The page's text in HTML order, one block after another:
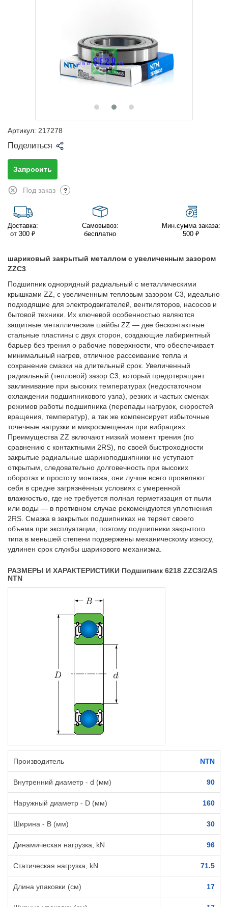
Артикул: 217278
Поделиться
Запросить
Под заказ ?
Доставка:
от 300 ₽
Самовывоз:
бесплатно
Мин.сумма заказа:
500 ₽
шариковый закрытый металлом с увеличенным зазором
ZZC3
Подшипник однорядный радиальный с металлическими
крышками ZZ, с увеличенным тепловым зазором C3, идеально
подходящие для электродвигателей, вентиляторов, насосов и
бытовой техники. Их ключевой особенностью являются
защитные металлические шайбы ZZ — две бесконтактные
стальные пластины с двух сторон, создающие лабиринтный
барьер без трения о рабочие поверхности, что обеспечивает
минимальный нагрев, отличное рассеивание тепла и
сохранение смазки на длительный срок. Увеличенный
радиальный (тепловой) зазор C3, который предотвращает
заклинивание при высоких температурах (недостаточном
охлаждении подшипникового узла), резких и частых сменах
режимов работы подшипника (перепады нагрузок, скоростей
вращения, температур), а так же компенсирует избыточные
точечные нагрузки и микросмещения при вибрациях.
Преимущества ZZ включают низкий момент трения (по
сравнению с контактными 2RS), по своей быстроходности
закрытые радиальные шарикоподшипники не уступают
открытым, следовательно долговечность при высоких
оборотах и простоту монтажа, они лучше всего проявляют
себя в средне загрязнённых условиях с умеренной
влажностью, где не требуется полная герметизация от пыли
или воды — в противном случае рекомендуются уплотнения
2RS. Смазка в закрытых подшипниках не теряет своего
объема при эксплуатации, поэтому подшипники закрытого
типа в меньшей степени подвержены механическому износу,
удлинен срок службы шарикового механизма.
РАЗМЕРЫ И ХАРАКТЕРИСТИКИ Подшипник 6218 ZZC3/2AS
NTN
Производитель NTN
Внутренний диаметр - d (мм) 90
Наружный диаметр - D (мм) 160
Ширина - B (мм) 30
Динамическая нагрузка, kN 96
Статическая нагрузка, kN 71.5
Длина упаковки (см) 17